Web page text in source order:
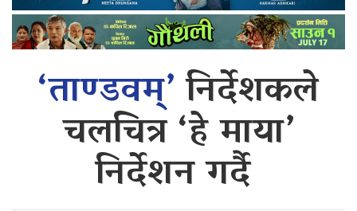
‘ताण्डवम्’निर्देशकले
चलचित्र ‘हे माया’
निर्देशन गर्दै